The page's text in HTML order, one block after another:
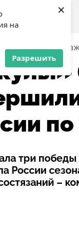
на
Разрешить
×
«Акулы» без
три победы
России
–